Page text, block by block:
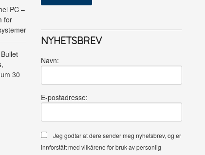
PC –
for
30
NYHETSBREV
Navn:
E-postadresse:
Jeg godtar at dere sender meg nyhetsbrev, og er
innforstått med vilkårene for bruk av personlig